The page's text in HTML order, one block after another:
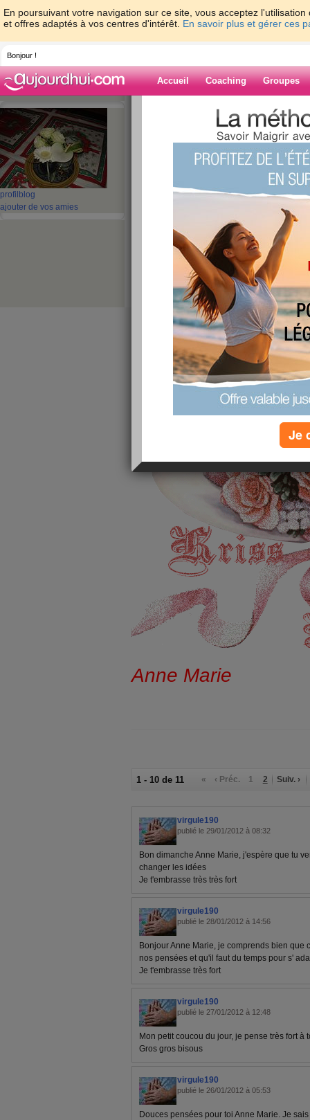
En poursuivant votre navigation sur ce site, vous acceptez
et offres adaptés à vos centres d'intérêt. En savoir plus et gérer ces
Bonjour !
Accueil Coaching Groupes
profil blog
ajouter de vos amies
> > avant
Blog de
avant dernière
Bonjour les copinautes,
Je ne veux pas supprimer
ce sera un passage rapide .
très réjouissante et l'avenir est
réhospitalisé vendredi et n'est
Je vous espère toutes en
souhaite un
Anne Marie
1 - 10 de 11 « ‹ Préc. 1 2 Suiv. ›
virgule190
publié le 29/01/2012 à 08:32
Bon dimanche Anne Marie, j'espère que tu
changer les idées
Je t'embrasse très très fort
virgule190
publié le 28/01/2012 à 14:56
Bonjour Anne Marie, je comprends bien que
nos pensées et qu'il faut du temps pour s'
Je t'embrasse très fort
virgule190
publié le 27/01/2012 à 12:48
Mon petit coucou du jour, je pense très fort à
Gros gros bisous
virgule190
publié le 26/01/2012 à 05:53
Douces pensées pour toi Anne Marie. Je
Je